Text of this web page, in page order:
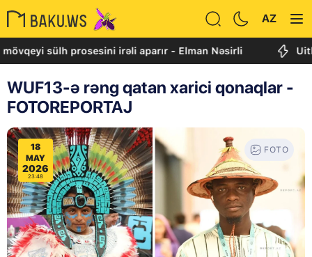
AZ
sülh prosesini irəli aparır - Elman Nəsirli Uitkoff:
WUF13-ə rəng qatan xarici qonaqlar -
FOTOREPORTAJ
18
MAY
2026
23:48
FOTO